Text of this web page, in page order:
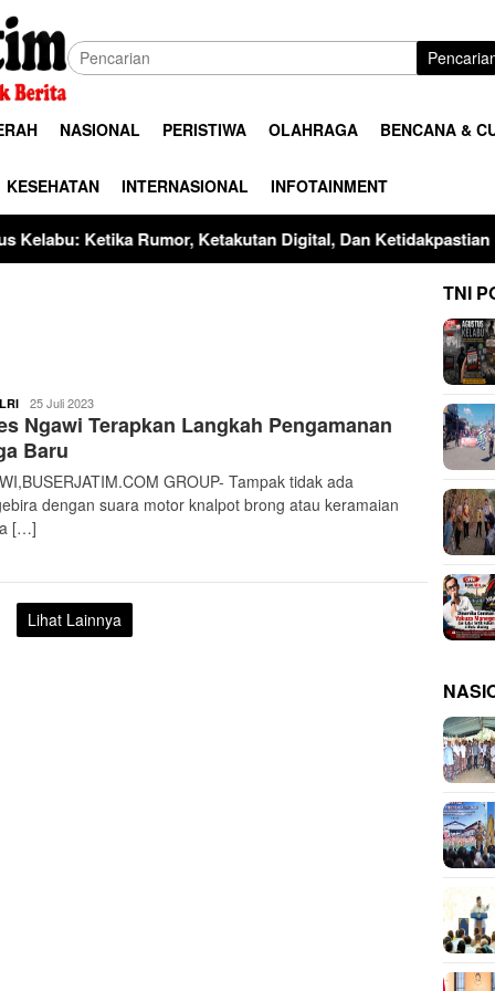
NASIONAL PERISTIWA OLAHRAGA BENCANA &
KESEHATAN INTERNASIONAL INFOTAINMENT
Ketakutan Digital, Dan Ketidakpastian Elite Bertemu
buserjatim
25 Juli 2023
Ngawi Terapkan Langkah Pengamanan
Baru
GROUP- Tampak tidak ada
dengan suara motor knalpot brong atau keramaian
[…]
Lihat Lainnya
TNI